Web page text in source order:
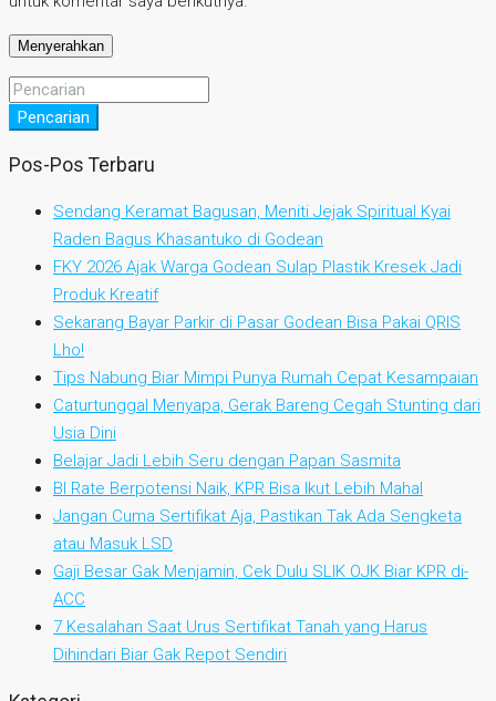
Pencarian
Pos-Pos Terbaru
Sendang Keramat Bagusan, Meniti Jejak Spiritual Kyai
Raden Bagus Khasantuko di Godean
FKY 2026 Ajak Warga Godean Sulap Plastik Kresek Jadi
Produk Kreatif
Sekarang Bayar Parkir di Pasar Godean Bisa Pakai QRIS
Lho!
Tips Nabung Biar Mimpi Punya Rumah Cepat Kesampaian
Caturtunggal Menyapa, Gerak Bareng Cegah Stunting dari
Usia Dini
Belajar Jadi Lebih Seru dengan Papan Sasmita
BI Rate Berpotensi Naik, KPR Bisa Ikut Lebih Mahal
Jangan Cuma Sertifikat Aja, Pastikan Tak Ada Sengketa
atau Masuk LSD
Gaji Besar Gak Menjamin, Cek Dulu SLIK OJK Biar KPR di-
ACC
7 Kesalahan Saat Urus Sertifikat Tanah yang Harus
Dihindari Biar Gak Repot Sendiri